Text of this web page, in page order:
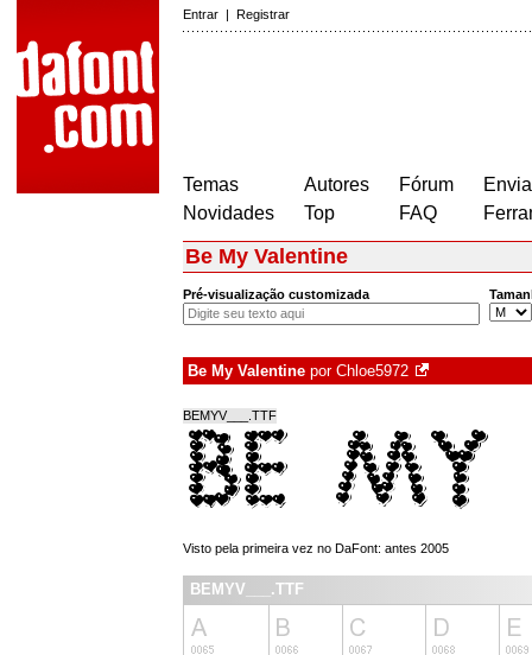
Entrar | Registrar
Temas
Novidades
Autores
Top
Fórum
FAQ
Be My Valentine
Pré-visualização customizada
Be My Valentine por Chloe5972
BEMYV___.TTF
Visto pela primeira vez no DaFont: antes 2005
BEMYV___.TTF